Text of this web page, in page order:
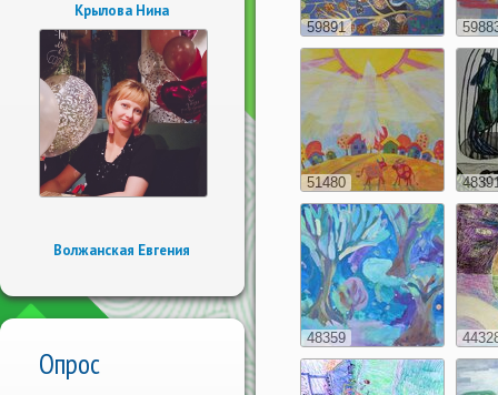
Крылова Нина
Волжанская Евгения
Опрос
59891
51480
48359